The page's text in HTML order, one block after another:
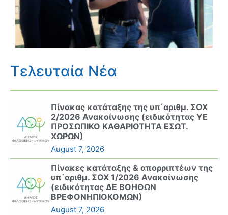
Τελευταία Νέα
Πίνακας κατάταξης της υπ΄αριθμ. ΣΟΧ
2/2026 Ανακοίνωσης (ειδικότητας ΥΕ
ΠΡΟΣΩΠΙΚΟ ΚΑΘΑΡΙΟΤΗΤΑ ΕΣΩΤ.
ΧΩΡΩΝ)
August 7, 2026
Πίνακες κατάταξης & απορριπτέων της
υπ΄αριθμ. ΣΟΧ 1/2026 Ανακοίνωσης
(ειδικότητας ΔΕ ΒΟΗΘΩΝ
ΒΡΕΦΟΝΗΠΙΟΚΟΜΩΝ)
August 7, 2026